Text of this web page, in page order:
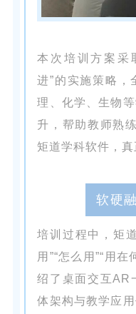
本次培训方案采
进”的实施策略，
理、化学、生物
升，帮助教师熟
矩道学科软件，真
软硬
培训过程中，矩
用”“怎么用”“用
绍了桌面交互AR
体架构与教学应